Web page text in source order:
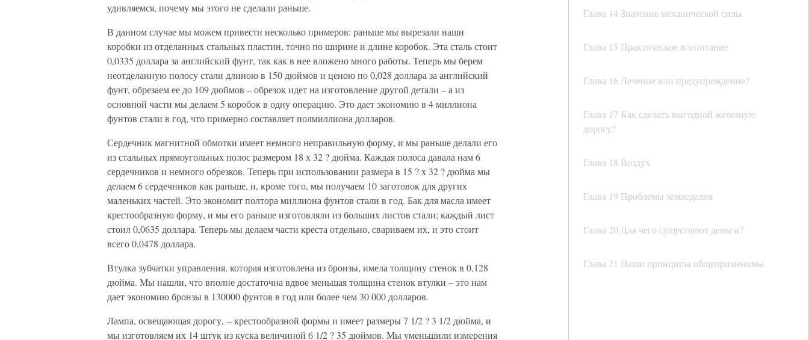
Глава 14 Значение механической силы
Глава 15 Практическое воспитание
Глава 16 Лечение или предупреждение?
Глава 17 Как сделать выгодной железную
дорогу?
Глава 18 Воздух
Глава 19 Проблемы земледелия
Глава 20 Для чего существуют деньги?
Глава 21 Наши принципы общеприменимы
удивляемся, почему мы этого не сделали раньше.
В данном случае мы можем привести несколько примеров: раньше мы вырезали наши
коробки из отделанных стальных пластин, точно по ширине и длине коробок. Эта сталь стоит
0,0335 доллара за английский фунт, так как в нее вложено много работы. Теперь мы берем
неотделанную полосу стали длиною в 150 дюймов и ценою по 0,028 доллара за английский
фунт, обрезаем ее до 109 дюймов – обрезок идет на изготовление другой детали – а из
основной части мы делаем 5 коробок в одну операцию. Это дает экономию в 4 миллиона
фунтов стали в год, что примерно составляет полмиллиона долларов.
Сердечник магнитной обмотки имеет немного неправильную форму, и мы раньше делали его
из стальных прямоугольных полос размером 18 х 32 ? дюйма. Каждая полоса давала нам 6
сердечников и немного обрезков. Теперь при использовании размера в 15 ? х 32 ? дюйма мы
делаем 6 сердечников как раньше, и, кроме того, мы получаем 10 заготовок для других
маленьких частей. Это экономит полтора миллиона фунтов стали в год. Бак для масла имеет
крестообразную форму, и мы его раньше изготовляли из больших листов стали; каждый лист
стоил 0,0635 доллара. Теперь мы делаем части креста отдельно, свариваем их, и это стоит
всего 0,0478 доллара.
Втулка зубчатки управления, которая изготовлена из бронзы, имела толщину стенок в 0,128
дюйма. Мы нашли, что вполне достаточна вдвое меньшая толщина стенок втулки – это нам
дает экономию бронзы в 130000 фунтов в год или более чем 30 000 долларов.
Лампа, освещающая дорогу, – крестообразной формы и имеет размеры 7 1/2 ? 3 1/2 дюйма, и
мы изготовляем их 14 штук из куска величиной 6 1/2 ? 35 дюймов. Мы уменьшили измерения